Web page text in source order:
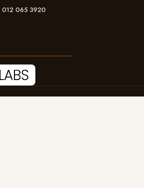
012 065 3920